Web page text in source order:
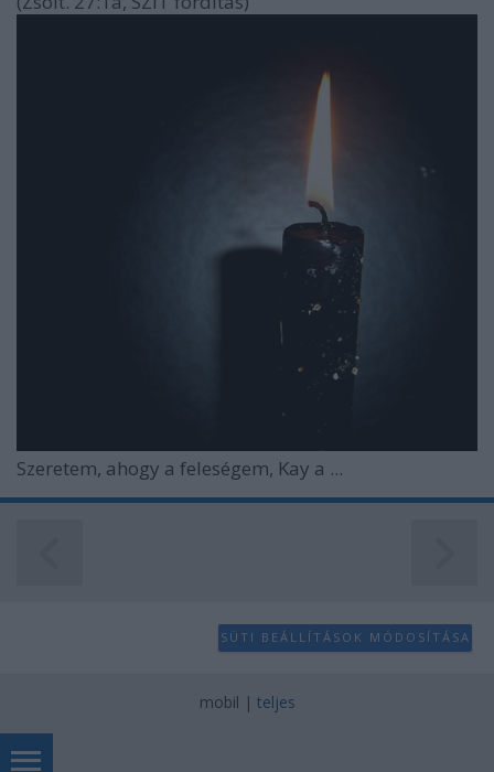
Szeretem, ahogy a feleségem, Kay a ...
SÜTI BEÁLLÍTÁSOK MÓDOSÍTÁSA
mobil | teljes